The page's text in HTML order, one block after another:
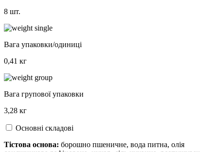
8 шт.
Вага упаковки/одиниці
0,41 кг
Вага групової упаковки
3,28 кг
Основні складові
Тістова основа: борошно пшеничне, вода питна, олія